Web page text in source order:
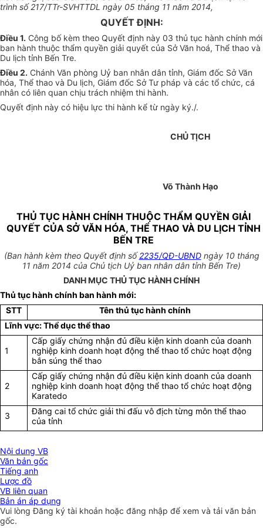
trình số 217/TTr-SVHTTDL ngày 05 tháng 11 năm 2014,
QUYẾT ĐỊNH:
Điều 1. Công bố kèm theo Quyết định này 03 thủ tục hành chính mới
ban hành thuộc thẩm quyền giải quyết của Sở Văn hoá, Thể thao và
Du lịch tỉnh Bến Tre.
Điều 2. Chánh Văn phòng Uỷ ban nhân dân tỉnh, Giám đốc Sở Văn
hóa, Thể thao và Du lịch, Giám đốc Sở Tư pháp và các tổ chức, cá
nhân có liên quan chịu trách nhiệm thi hành.
Quyết định này có hiệu lực thi hành kể từ ngày ký./.
CHỦ TỊCH
Võ Thành Hạo
THỦ TỤC HÀNH CHÍNH THUỘC THẨM QUYỀN GIẢI
QUYẾT CỦA SỞ VĂN HÓA, THỂ THAO VÀ DU LỊCH TỈNH
BẾN TRE
(Ban hành kèm theo Quyết định số2235/QĐ-UBNDngày 10 tháng
11 năm 2014 của Chủ tịch Uỷ ban nhân dân tỉnh Bến Tre)
DANH MỤC THỦ TỤC HÀNH CHÍNH
Thủ tục hành chính ban hành mới:
STT
Tên thủ tục hành chính
Lĩnh vực: Thể dục thể thao
1
Cấp giấy chứng nhận đủ điều kiện kinh doanh của doanh
nghiệp kinh doanh hoạt động thể thao tổ chức hoạt động
bắn súng thể thao
2
Cấp giấy chứng nhận đủ điều kiện kinh doanh của doanh
nghiệp kinh doanh hoạt động thể thao tổ chức hoạt động
Karatedo
3
Đăng cai tổ chức giải thi đấu vô địch từng môn thể thao
của tỉnh
Nội dung VB
Văn bản gốc
Tiếng anh
Lược đồ
VB liên quan
Bản án áp dụng
Vui lòngĐăng ký tài khoản hoặc đăng nhập để xem và tải văn bản
gốc.